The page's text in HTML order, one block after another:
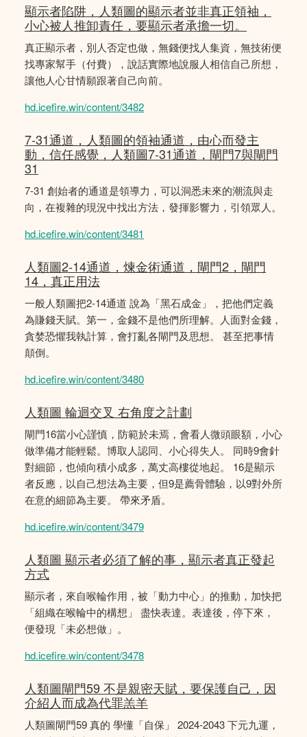
顯示者陷阱，人類圖的顯示者並非真正領袖，
小心被人推卸責任，要顯示者承擔一切。
真正顯示者，別人否定也做，無錢便找人集資，無技術便
找專家幫手（付費），說話實際地說服人相信自己所想，
讓他人心甘情願跟著自己向前。
hd.icefire.win/content/3482
7-31通道，人類圖的領袖通道，由心而發主
動，信任感覺，人類圖7-31通道，閘門7與閘門
31
7-31 創始者的通道是領導力，可以洞悉未來的潮流與走
向，在複雜的現況中找出方法，發揮影響力，引領眾人。
hd.icefire.win/content/3481
人類圖2-14通道，煉金術通道，閘門2，閘門
14，真正用法
一般人類圖把2-14通道 說為「黑石成金」，把他們定義
為賺錢天賦。第一，金錢不是他們所理解。人面對金錢，
貪婪恐懼我執計算，會打亂各閘門及思想。 甚至把事情
顛倒。
hd.icefire.win/content/3480
人類圖 輪迴交叉 右角度之計劃
閘門16當小心謹慎，防範於未焉，會看人微頭眼額，小心
做準備才能輕鬆。博取人認同、小心得失人。 同時9會針
對細節，也傾向積小成多，萬丈高樓從地起。 16是顯示
者反應，以自己想法為主要，但9是薦骨體驗，以9對外所
在意的細節為主要。 帶來矛盾。
hd.icefire.win/content/3479
人類圖 顯示者必須了解的事，顯示者真正發起
方式
顯示者，來自喉輪作用，被「動力中心」的推動，加快把
「組織在喉輪中的構想」 盡快表達。表達後，停下來，
便發現「未必想做」。
hd.icefire.win/content/3478
人類圖閘門59 不是親密天賦，要保護自己，因
介紹人而成為代罪羔羊
人類圖閘門59 真的 學懂「自保」 2024-2043 下元九運，